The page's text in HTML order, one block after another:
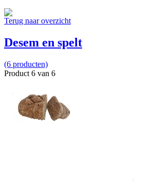
Terug naar overzicht
Desem en spelt
(6 producten)
Product 6 van 6